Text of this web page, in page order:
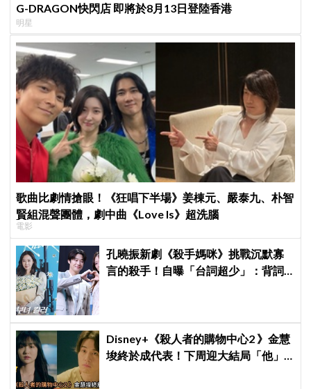
G-DRAGON快閃店 即將於8月13日登陸香港
明星
歌曲比劇情搶眼！《狂唱下半場》姜棟元、嚴泰九、朴智
賢組混聲團體，劇中曲《Love Is》超洗腦
電影
孔曉振新劇《殺手媽咪》挑戰沉默寡
言的殺手！自曝「台詞超少」：背詞
Disney+《殺人者的購物中心2 》金慧
埈終於成代表！下周迎大結局「他」